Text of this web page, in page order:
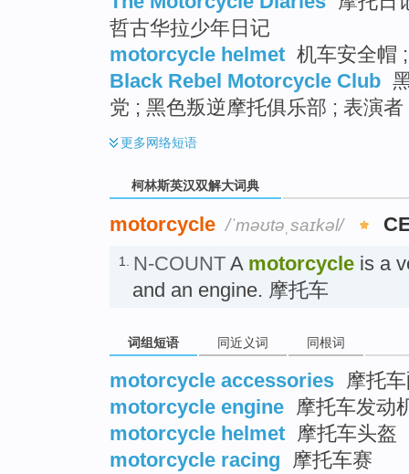
哲古华拉少年日记
motorcycle helmet 机车安全帽
Black Rebel Motorcycle Club
党 ; 黑色叛逆摩托俱乐部 ; 表演者
更多网络短语
柯林斯英汉双解大词典
motorcycle /ˈməʊtəˌsaɪkəl/
1. N-COUNT A motorcycle is a
and an engine. 摩托车
词组短语 同近义词 同根词
motorcycle accessories 摩托
motorcycle engine 摩托车发动
motorcycle helmet 摩托车头盔
motorcycle racing
摩托车赛